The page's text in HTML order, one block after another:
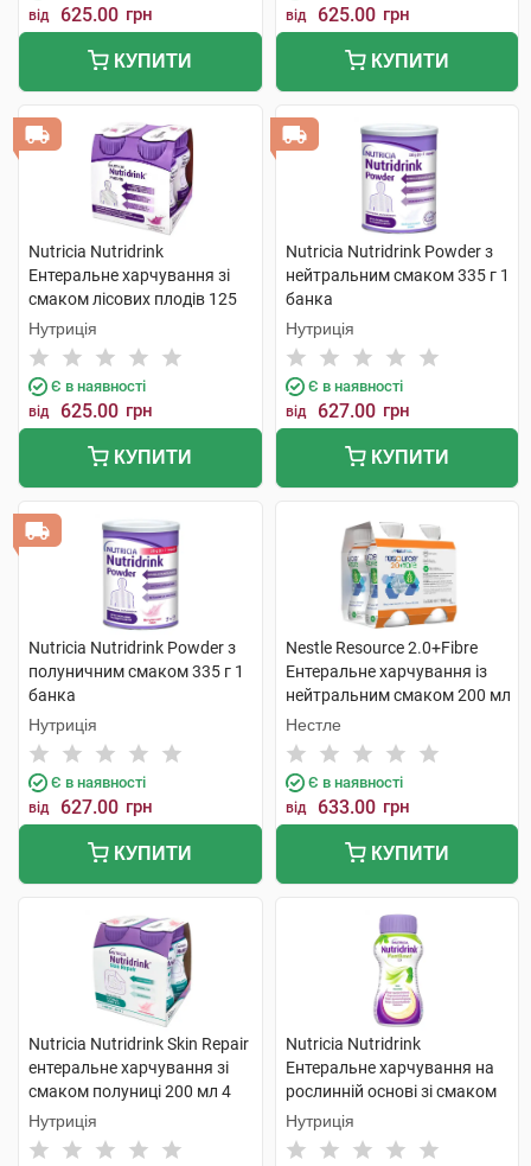
від 625.00 грн
КУПИТИ
від 625.00 грн
КУПИТИ
Nutricia Nutridrink
Ентеральне харчування зі
смаком лісових плодів 125
мл 4 пляшки
Нутриція
Є в наявності
від 625.00 грн
КУПИТИ
Nutricia Nutridrink Powder з
нейтральним смаком 335 г 1
банка
Нутриція
Є в наявності
від 627.00 грн
КУПИТИ
Nutricia Nutridrink Powder з
полуничним смаком 335 г 1
банка
Нутриція
Є в наявності
від 627.00 грн
КУПИТИ
Nestle Resource 2.0+Fibre
Ентеральне харчування із
нейтральним смаком 200 мл
4 пляшки
Нестле
Є в наявності
від 633.00 грн
КУПИТИ
Nutricia Nutridrink Skin Repair
ентеральне харчування зі
смаком полуниці 200 мл 4
пляшки
Нутриція
Nutricia Nutridrink
Ентеральне харчування на
рослинній основі зі смаком
манго-маракуйя 200 мл 4 шт
Нутриція